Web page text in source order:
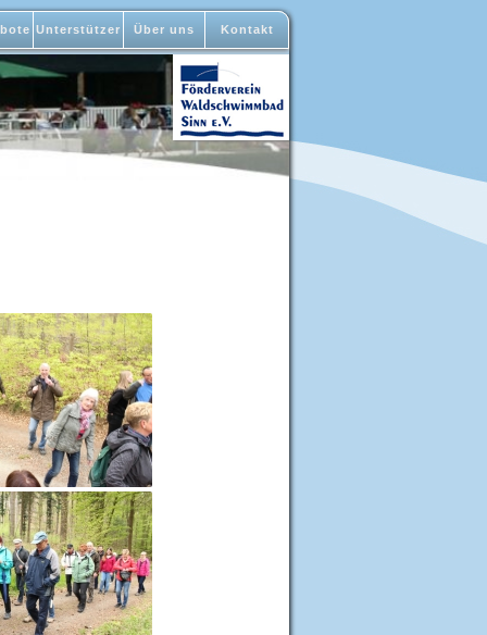
Unterstützer Über uns Kontakt